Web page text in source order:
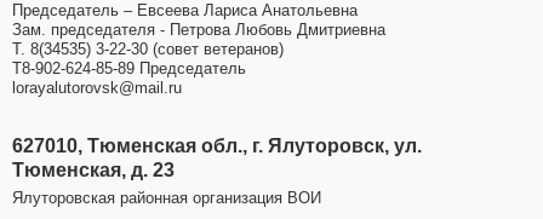
Председатель – Евсеева Лариса Анатольевна
Зам. председателя - Петрова Любовь Дмитриевна
Т. 8(34535) 3-22-30 (совет ветеранов)
Т8-902-624-85-89 Председатель
lorayalutorovsk@mail.ru
627010, Тюменская обл., г. Ялуторовск, ул.
Тюменская, д. 23
Ялуторовская районная организация ВОИ